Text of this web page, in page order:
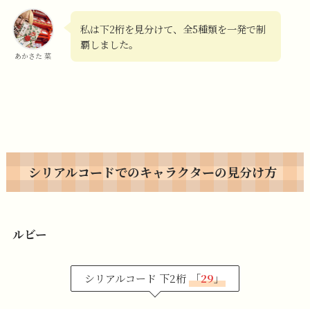
あかさた 菜
私は下2桁を見分けて、全5種類を一発で制
覇しました。
シリアルコードでのキャラクターの見分け方
ルビー
シリアルコード 下2桁 「29」